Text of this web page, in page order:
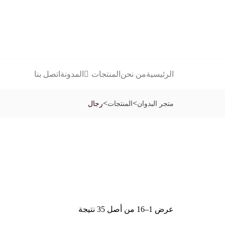
الرئيسيةمن نحن المنتجات المدونة اتصل بنا
متجر البدوان>المنتجات>رجال
عرض 1–16 من أصل 35 نتيجة